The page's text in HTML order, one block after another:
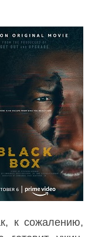
к сожалению,